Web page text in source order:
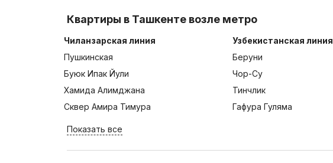
Квартиры в Ташкенте возле метро
Чиланзарская линия
Пушкинская
Буюк Ипак Йули
Хамида Алимджана
Сквер Амира Тимура
Узбекистанская линия
Беруни
Чор-Су
Тинчлик
Гафура Гуляма
Показать все